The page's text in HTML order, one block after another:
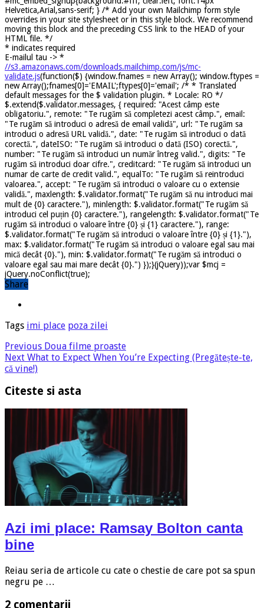
Helvetica,Arial,sans-serif; } /* Add your own Mailchimp form style
overrides in your site stylesheet or in this style block. We recommend
moving this block and the preceding CSS link to the HEAD of your
HTML file. */
* indicates required
E-mailul tau -> *
//s3.amazonaws.com/downloads.mailchimp.com/js/mc-
validate.js(function($) {window.fnames = new Array(); window.ftypes =
new Array();fnames[0]='EMAIL';ftypes[0]='email'; /* * Translated
default messages for the $ validation plugin. * Locale: RO */
$.extend($.validator.messages, { required: "Acest câmp este
obligatoriu.", remote: "Te rugăm să completezi acest câmp.", email:
"Te rugăm să introduci o adresă de email validă", url: "Te rugăm sa
introduci o adresă URL validă.", date: "Te rugăm să introduci o dată
corectă.", dateISO: "Te rugăm să introduci o dată (ISO) corectă.",
number: "Te rugăm să introduci un număr întreg valid.", digits: "Te
rugăm să introduci doar cifre.", creditcard: "Te rugăm să introduci un
numar de carte de credit valid.", equalTo: "Te rugăm să reintroduci
valoarea.", accept: "Te rugăm să introduci o valoare cu o extensie
validă.", maxlength: $.validator.format("Te rugăm să nu introduci mai
mult de {0} caractere."), minlength: $.validator.format("Te rugăm să
introduci cel puțin {0} caractere."), rangelength: $.validator.format("Te
rugăm să introduci o valoare între {0} și {1} caractere."), range:
$.validator.format("Te rugăm să introduci o valoare între {0} și {1}."),
max: $.validator.format("Te rugăm să introduci o valoare egal sau mai
mică decât {0}."), min: $.validator.format("Te rugăm să introduci o
valoare egal sau mai mare decât {0}.") });}(jQuery));var $mcj =
jQuery.noConflict(true);
Share
Tags imi place poza zilei
Previous Doua filme proaste
Next What to Expect When You’re Expecting (Pregătește-te,
că vine!)
Citeste si asta
Azi imi place: Ramsay Bolton canta
bine
Reiau seria de articole cu cate o chestie de care pot sa spun
negru pe …
2 comentarii